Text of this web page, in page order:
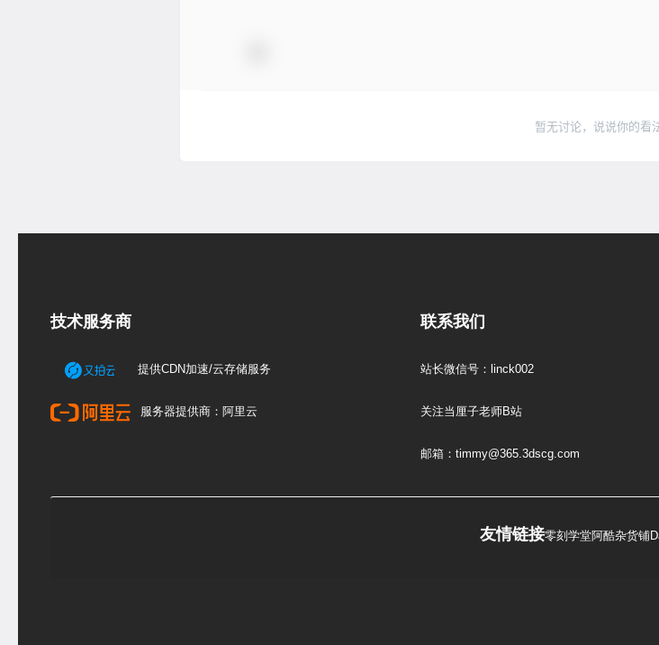
暂无讨论，说说你的看
技术服务商
提供CDN加速/云存储服务
服务器提供商：阿里云
联系我们
站长微信号：linck002
关注当厘子老师B站
邮箱：timmy@365.3dscg.com
友情链接零刻学堂阿酷杂货铺